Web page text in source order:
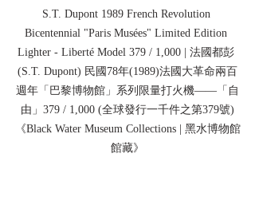
S.T. Dupont 1989 French Revolution
Bicentennial "Paris Musées" Limited Edition
Lighter - Liberté Model 379 / 1,000 | 法國都彭
(S.T. Dupont) 民國78年(1989)法國大革命兩百
週年「巴黎博物館」系列限量打火機——「自
由」379 / 1,000 (全球發行一千件之第379號)
《Black Water Museum Collections | 黑水博物館
館藏》